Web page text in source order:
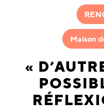
Maison
«